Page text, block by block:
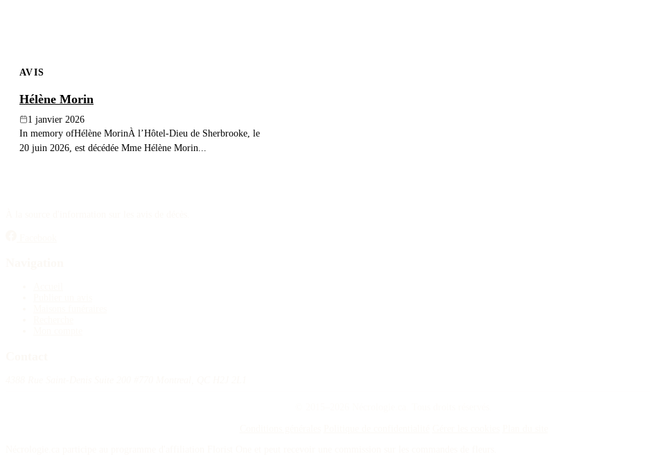
AVIS
Hélène Morin
1 janvier 2026
In memory ofHélène MorinÀ l’Hôtel-Dieu de Sherbrooke, le
20 juin 2026, est décédée Mme Hélène Morin...